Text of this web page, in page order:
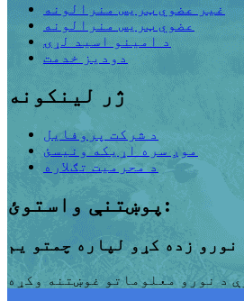
غیر عضوي ټریس منرالونه
عضوي ټریس منرالونه
د امینو اسید لړۍ
دودیز خدمت
ژر لینکونه
د شرکت پروفایل
موږ سره اړیکه ونیسئ
د محرمیت تګلاره
پوښتنې واستوئ:
نورو زده کړو لپاره چمتو یم
د نورو معلوماتو غوښتنه وکړه